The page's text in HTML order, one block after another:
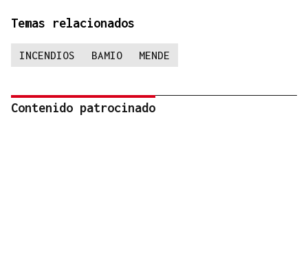
Temas relacionados
INCENDIOS BAMIO MENDE
Contenido patrocinado